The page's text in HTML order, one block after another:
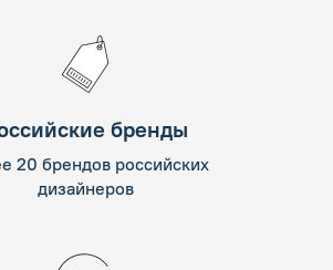
бренды
20 брендов российских
дизайнеров